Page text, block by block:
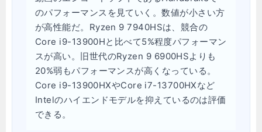
のパフォーマンスを見ていく。数値が小さい方
が高性能だ。Ryzen 9 7940HSは、競合の
Core i9-13900Hと比べて5%程度パフォーマン
スが高い。旧世代のRyzen 9 6900HSよりも
20%弱もパフォーマンスが高くなっている。
Core i9-13900HXやCore i7-13700HXなど
Intelのハイエンドモデルを抑えているのは評価
できる。